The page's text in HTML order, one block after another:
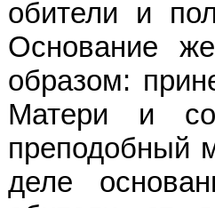
обители и
Основание
образом:
Матери и
преподобный
деле